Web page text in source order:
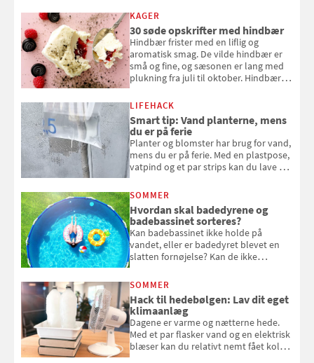
KAGER
30 søde opskrifter med hindbær
Hindbær frister med en liflig og
aromatisk smag. De vilde hindbær er
små og fine, og sæsonen er lang med
plukning fra juli til oktober. Hindbær
kan bruge dine hindbær i alt fra
bagværk og salater til is og syltning.
LIFEHACK
Smart tip: Vand planterne, mens
du er på ferie
Planter og blomster har brug for vand,
mens du er på ferie. Med en plastpose,
vatpind og et par strips kan du lave dit
at bede naboen om at vande eller
SOMMER
Hvordan skal badedyrene og
badebassinet sorteres?
Kan badebassinet ikke holde på
vandet, eller er badedyret blevet en
slatten fornøjelse? Kan de ikke
opmærksom, når du smider
badebassinet eller et badedyr ud
SOMMER
Hack til hedebølgen: Lav dit eget
klimaanlæg
Dagene er varme og nætterne hede.
Med et par flasker vand og en elektrisk
blæser kan du relativt nemt fået koldt